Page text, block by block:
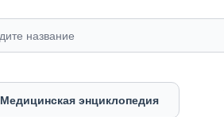
Медицинская энциклопедия